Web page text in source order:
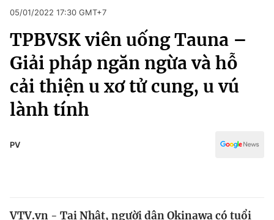
Chuyên mục
Chính trị
Xã hội
Pháp luật
Kinh tế
Thể thao
Truyền hình
Văn hóa - Giải trí
Đời sống
05/01/2022 17:30 GMT+7
TPBVSK viên uống Tauna –
Giải pháp ngăn ngừa và hỗ
cải thiện u xơ tử cung, u vú
lành tính
PV
VTV.vn - Tại Nhật, người dân Okinawa có tuổi